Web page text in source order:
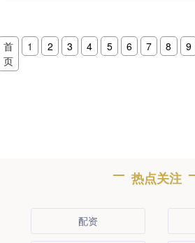
首
页
1 2 3 4 5 6 7 8 9
热点关注
配资